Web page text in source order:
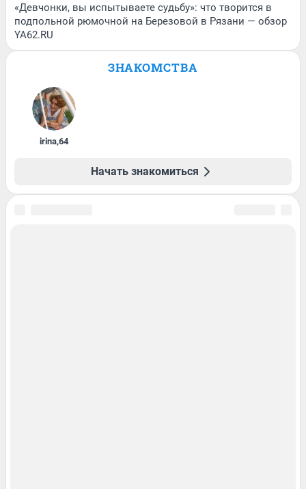
«Девчонки, вы испытываете судьбу»: что творится в
подпольной рюмочной на Березовой в Рязани — обзор
YA62.RU
ЗНАКОМСТВА
irina,64
Начать знакомиться